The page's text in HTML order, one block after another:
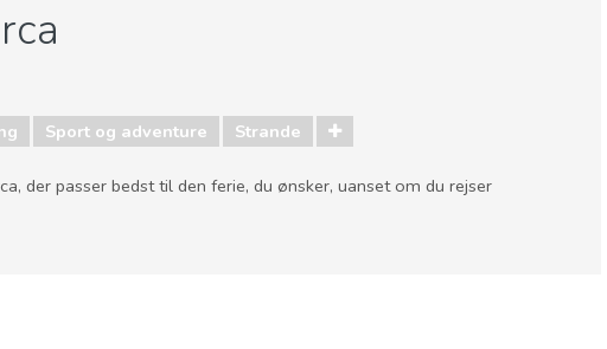
Sport og adventure Strande
der passer bedst til den ferie, du ønsker, uanset om du rejser